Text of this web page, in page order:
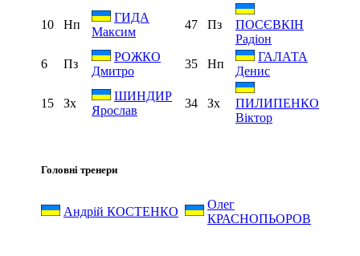
10 Нп
ГИДА
Максим
47 Пз
ПОСЄВКІН
Радіон
6
Пз
РОЖКО
Дмитро
35 Нп
ГАЛАТА
Денис
15 Зх
ШИНДИР
Ярослав
34 Зх
ПИЛИПЕНКО
Віктор
Головні тренери
Андрій КОСТЕНКО
Олег
КРАСНОПЬОРОВ